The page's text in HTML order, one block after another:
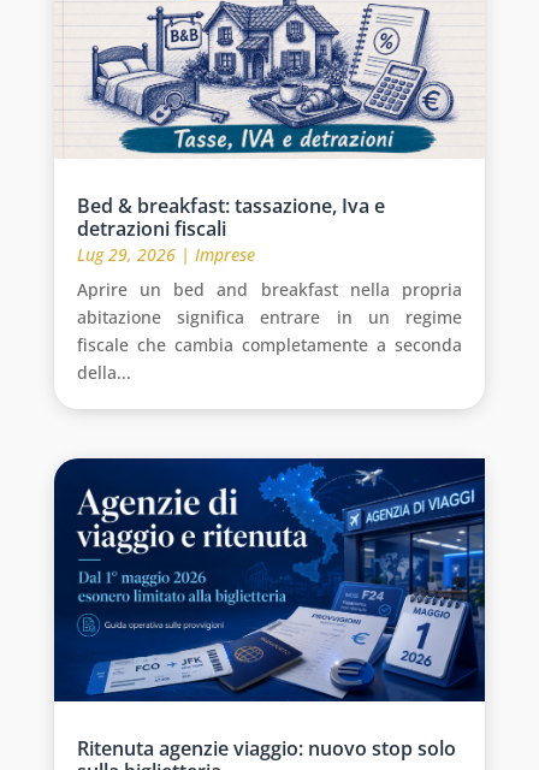
Bed & breakfast: tassazione, Iva e
detrazioni fiscali
Lug 29, 2026| Imprese
Aprire un bed and breakfast nella propria
abitazione significa entrare in un regime
fiscale che cambia completamente a seconda
della...
Ritenuta agenzie viaggio: nuovo stop solo